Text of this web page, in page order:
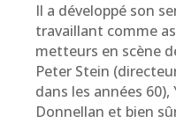
Il a développé son
travaillant comme
metteurs en scène
Peter Stein
dans les années
Donnellan et bien